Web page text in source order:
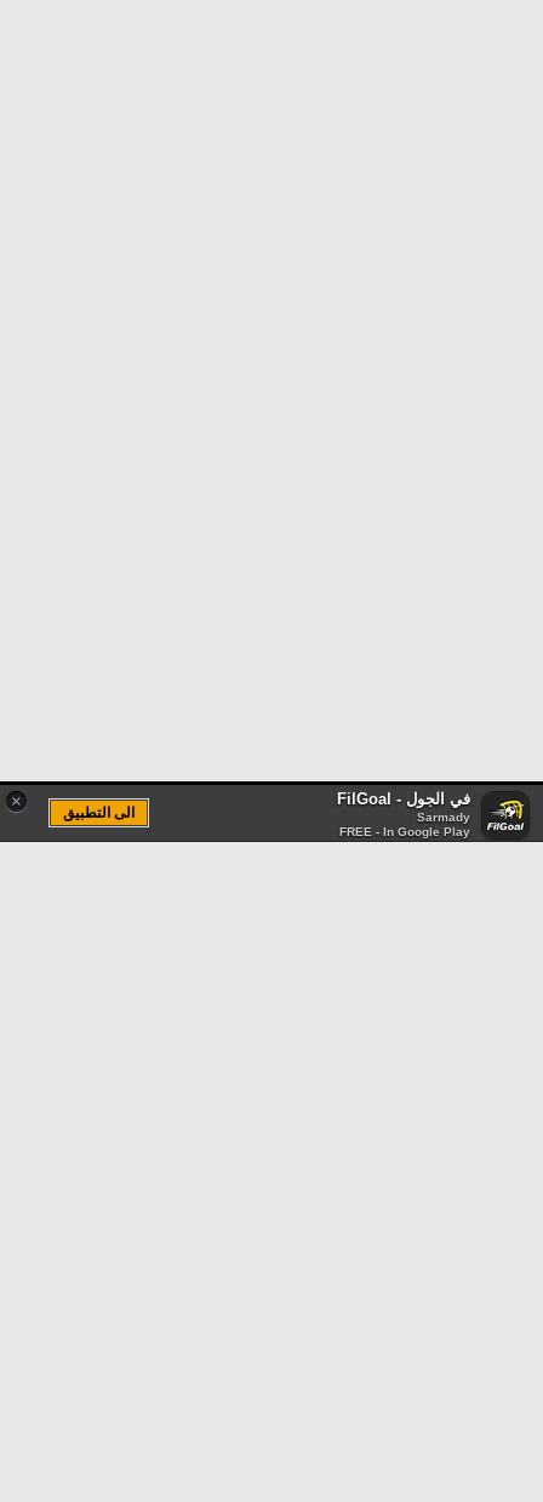
× في الجول - FilGoal
Sarmady
FREE - In Google Play
الى التطبيق